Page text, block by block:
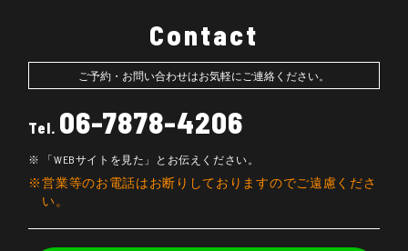
Contact
ご予約・お問い合わせはお気軽にご連絡ください。
Tel. 06-7878-4206
「WEBサイトを見た」とお伝えください。
営業等のお電話はお断りしておりますのでご遠慮くださ
い。